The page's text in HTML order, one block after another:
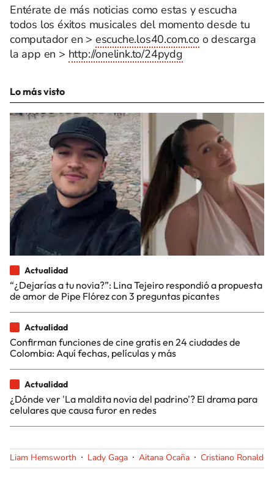
Entérate de más noticias como estas y escucha
todos los éxitos musicales del momento desde tu
computador en > escuche.los40.com.coo descarga
la app en > http://onelink.to/24pydg
Lo más visto
Actualidad
“¿Dejarías a tu novia?”: Lina Tejeiro respondió a propuesta
de amor de Pipe Flórez con 3 preguntas picantes
Actualidad
Confirman funciones de cine gratis en 24 ciudades de
Colombia: Aquí fechas, películas y más
Actualidad
¿Dónde ver 'La maldita novia del padrino'? El drama para
celulares que causa furor en redes
Liam Hemsworth Lady Gaga Aitana Ocaña Cristiano Ronaldo